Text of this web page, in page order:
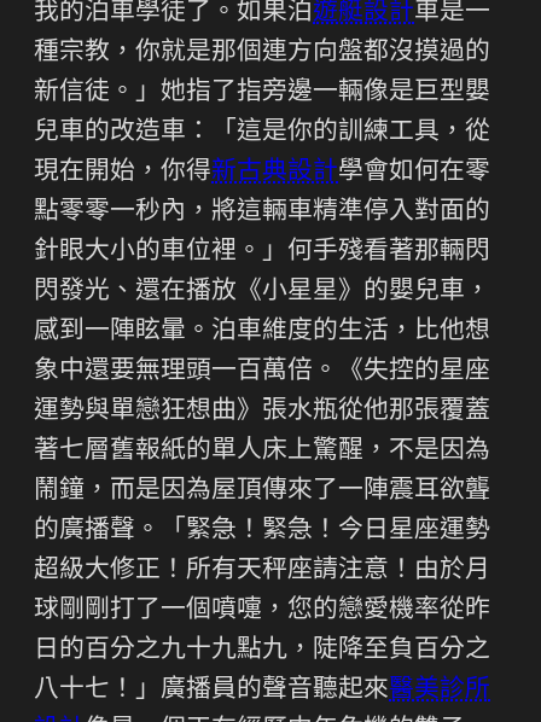
我的泊車學徒了。如果泊遊艇設計車是一
種宗教，你就是那個連方向盤都沒摸過的
新信徒。」她指了指旁邊一輛像是巨型嬰
兒車的改造車：「這是你的訓練工具，從
現在開始，你得新古典設計學會如何在零
點零零一秒內，將這輛車精準停入對面的
針眼大小的車位裡。」何手殘看著那輛閃
閃發光、還在播放《小星星》的嬰兒車，
感到一陣眩暈。泊車維度的生活，比他想
象中還要無理頭一百萬倍。《失控的星座
運勢與單戀狂想曲》張水瓶從他那張覆蓋
著七層舊報紙的單人床上驚醒，不是因為
鬧鐘，而是因為屋頂傳來了一陣震耳欲聾
的廣播聲。「緊急！緊急！今日星座運勢
超級大修正！所有天秤座請注意！由於月
球剛剛打了一個噴嚏，您的戀愛機率從昨
日的百分之九十九點九，陡降至負百分之
八十七！」廣播員的聲音聽起來醫美診所